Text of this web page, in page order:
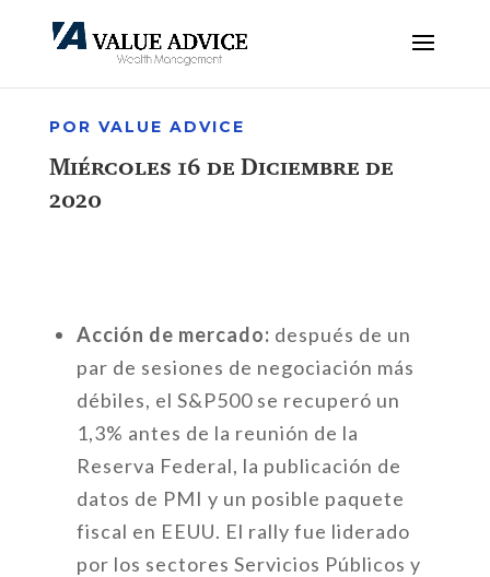
POR VALUE ADVICE
Miércoles 16 de Diciembre de
2020
Acción de mercado: después de un
par de sesiones de negociación más
débiles, el S&P500 se recuperó un
1,3% antes de la reunión de la
Reserva Federal, la publicación de
datos de PMI y un posible paquete
fiscal en EEUU. El rally fue liderado
por los sectores Servicios Públicos y